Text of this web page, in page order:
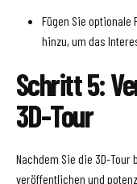
Fügen Sie optionale
hinzu, um das
Schritt 5:
3D-Tour
Nachdem Sie die 3D-
veröffentlichen und